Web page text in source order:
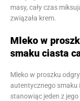
masy, cały czas
związała krem.
Mleko w
smaku ciasta
Mleko w proszku
autentycznego smaku
stanowiąc jeden z